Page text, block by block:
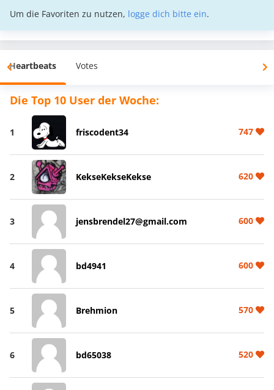
Um die Favoriten zu nutzen, logge dich bitte ein.
Heartbeats Votes
Die Top 10 User der Woche:
1 friscodent34 747
2 KekseKekseKekse 620
3 jensbrendel27@gmail.com 600
4 bd4941 600
5 Brehmion 570
6 bd65038 520